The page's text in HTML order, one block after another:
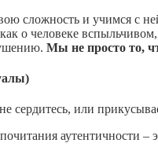
сложность и учимся с
о человеке
Мы не просто то,
сердитесь, или
аутентичности